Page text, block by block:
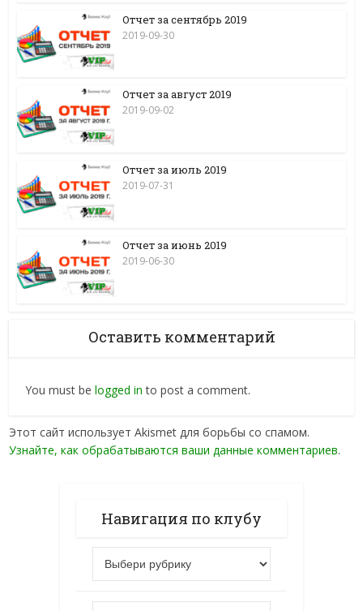
Отчет за сентябрь 2019
2019-09-30
Отчет за август 2019
2019-09-02
Отчет за июль 2019
2019-07-31
Отчет за июнь 2019
2019-06-30
Оставить комментарий
You must belogged in to post a comment.
Этот сайт использует Akismet для борьбы со спамом.
Узнайте, как обрабатываются ваши данные комментариев.
Навигация по клубу